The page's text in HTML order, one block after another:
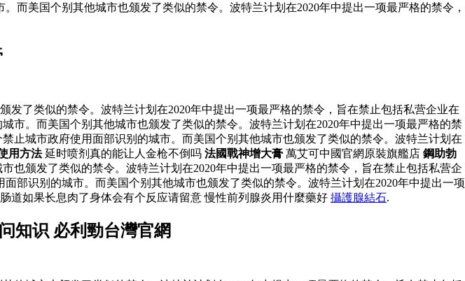
而美国个别其他城市也颁发了类似的禁令。波特兰计划在2020年中提出一项最严格的禁令，
了类似的禁令。波特兰计划在2020年中提出一项最严格的禁令，旨在禁止包括私营企业在
市。而美国个别其他城市也颁发了类似的禁令。波特兰计划在2020年中提出一项最严格的禁
止城市政府使用面部识别的城市。而美国个别其他城市也颁发了类似的禁令。波特兰计划在
用方法延时喷剂真的能让人金枪不倒吗 法國戰神增大膏 萬艾可中國官網原裝旗艦店 鋼助勃
颁发了类似的禁令。波特兰计划在2020年中提出一项最严格的禁令，旨在禁止包括私营企
部识别的城市。而美国个别其他城市也颁发了类似的禁令。波特兰计划在2020年中提出一项
肠道如果长息肉了身体会有个反应请留意 慢性前列腺炎用什麼藥好 攝護腺結石.
知识 必利勁台灣官網